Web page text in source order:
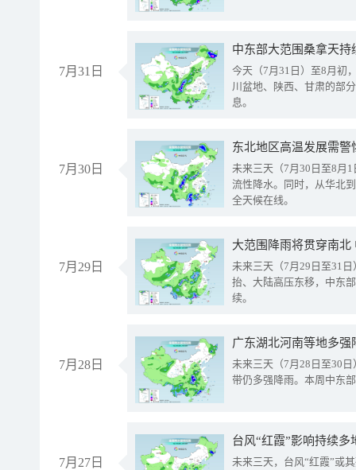
7月31日
中东部大范围桑拿天
今天（7月31日）至8月初
川盆地、陕西、甘肃的部
息。
7月30日
东北地区高温发展需
未来三天（7月30日至8月
流性降水。同时，从华北
全天候在线。
7月29日
大范围降雨将贯穿南
未来三天（7月29日至31
抬、大陆高压东移，中东
续。
7月28日
广东湖北河南等地多
未来三天（7月28日至30
带仍多强降雨。本周中东
7月27日
台风“红霞”影响持续
未来三天，台风“红霞”或